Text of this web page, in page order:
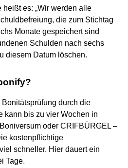
es: „Wir werden alle
die zum Stichtag
Monate gespeichert sind
Schulden nach sechs
diesem Datum löschen.
durch die
kann bis zu vier Wochen in
oder CRIFBÜRGEL –
kostenpflichtige
schneller. Hier dauert ein
Tage.